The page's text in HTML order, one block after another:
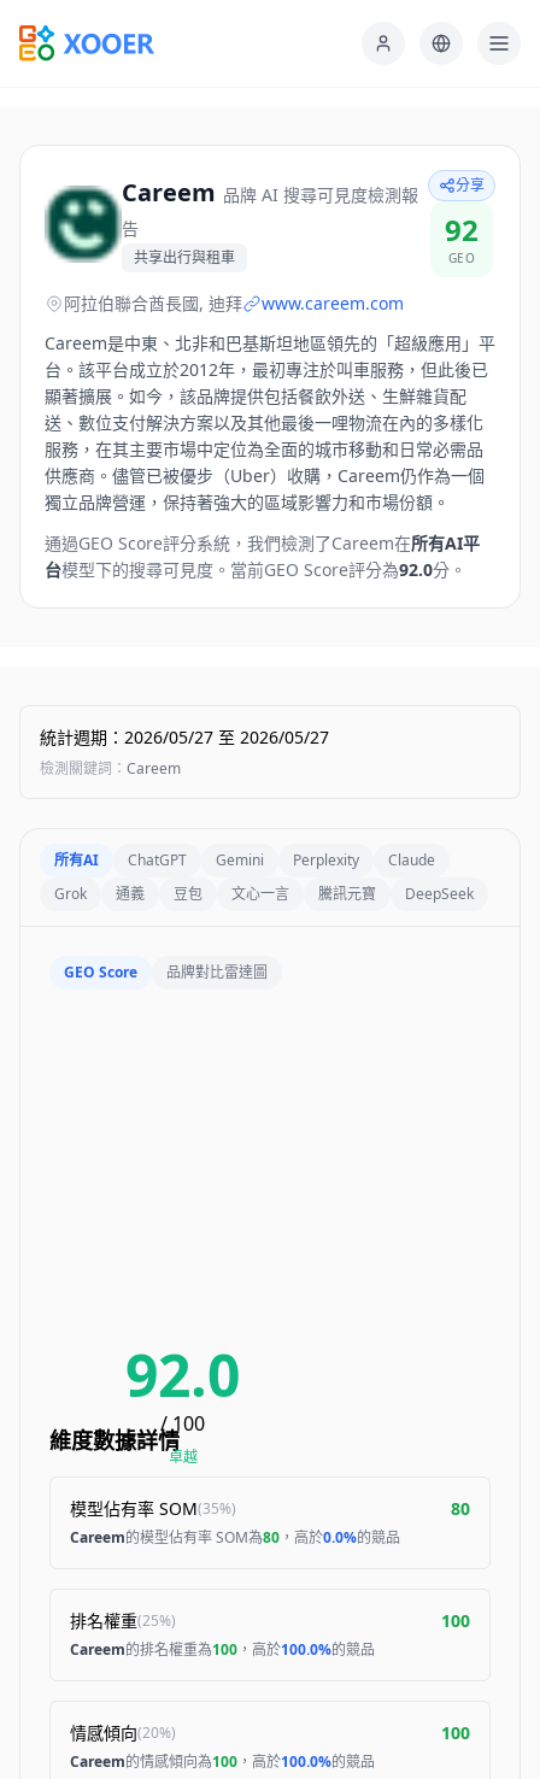
Careem 品牌 AI 搜尋可見度檢測報
告
共享出行與租車
分享
92
GEO
阿拉伯聯合酋長國, 迪拜
www.careem.com
Careem是中東、北非和巴基斯坦地區領先的「超級應用」平
台。該平台成立於2012年，最初專注於叫車服務，但此後已
顯著擴展。如今，該品牌提供包括餐飲外送、生鮮雜貨配
送、數位支付解決方案以及其他最後一哩物流在內的多樣化
服務，在其主要市場中定位為全面的城市移動和日常必需品
供應商。儘管已被優步（Uber）收購，Careem仍作為一個
獨立品牌營運，保持著強大的區域影響力和市場份額。
通過GEO Score評分系統，我們檢測了Careem在所有AI平
台模型下的搜尋可見度。 當前GEO Score評分為92.0分。
統計週期 ： 2026/05/27 至 2026/05/27
檢測關鍵詞 ： Careem
所有AI ChatGPT Gemini Perplexity
Claude
Grok
通義 豆包 文心一言 騰訊元寶 DeepSeek
GEO Score 品牌對比雷達圖
92.0
/ 100
卓越
維度數據詳情
模型佔有率 SOM(35%) 80
Careem的模型佔有率 SOM為80 ，高於0.0%的競品
排名權重(25%) 100
Careem的排名權重為100 ，高於100.0%的競品
情感傾向(20%) 100
Careem的情感傾向為100 ，高於100.0%的競品